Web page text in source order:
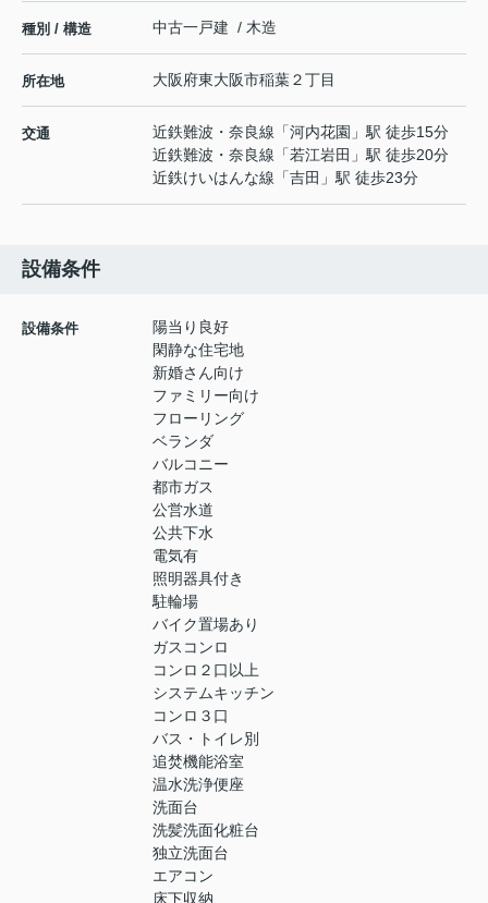
種別 / 構造 中古一戸建 / 木造
所在地 大阪府東大阪市稲葉２丁目
交通 近鉄難波・奈良線 「河内花園 」駅 徒歩15分
近鉄難波・奈良線 「若江岩田 」駅 徒歩20分
近鉄けいはんな線 「吉田 」駅 徒歩23分
設備条件
設備条件
陽当り良好
閑静な住宅地
新婚さん向け
ファミリー向け
フローリング
ベランダ
バルコニー
都市ガス
公営水道
公共下水
電気有
照明器具付き
駐輪場
バイク置場あり
ガスコンロ
コンロ２口以上
システムキッチン
コンロ３口
バス・トイレ別
追焚機能浴室
温水洗浄便座
洗面台
洗髪洗面化粧台
独立洗面台
エアコン
床下収納